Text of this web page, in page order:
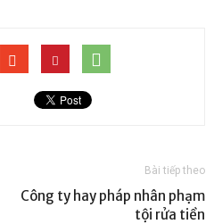
Bài tiếp theo
Công ty hay pháp nhân phạm
tội rửa tiền